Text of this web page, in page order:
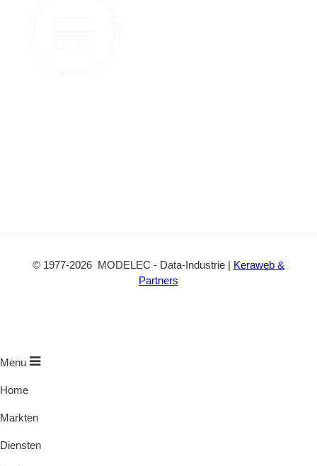
© 1977-2026 MODELEC - Data-Industrie | Keraweb &
Partners
Menu
Home
Markten
Diensten